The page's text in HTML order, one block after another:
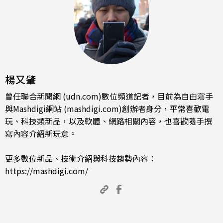
楊又肇
曾任聯合新聞網 (udn.com)數位頻道記者，目前為自由寫手
與Mashdigi網站 (mashdigi.com)創辦者身分，平常喜歡電
玩、科技類新品，以及軟體、網路相關內容，也喜歡隨手撰
寫內容介紹新玩意。
更多數位新品、技術介紹與科技趨勢內容：
https://mashdigi.com/